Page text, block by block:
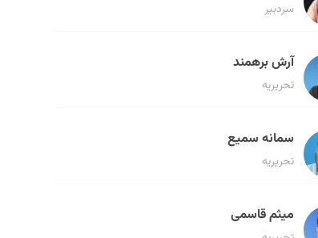
سردبیر
آرش برهمند
تحریریه
سمانه سمیع
تحریریه
میثم قاسمی